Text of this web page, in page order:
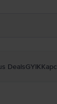
DealsGYIK